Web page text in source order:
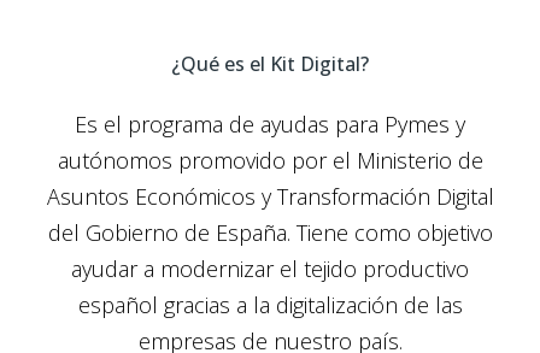
¿Qué es el Kit Digital?
Es el programa de ayudas para Pymes y
autónomos promovido por el Ministerio de
Asuntos Económicos y Transformación Digital
del Gobierno de España. Tiene como objetivo
ayudar a modernizar el tejido productivo
español gracias a la digitalización de las
empresas de nuestro país.